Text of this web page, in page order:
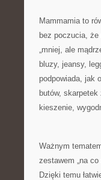
Mammamia to
bez poczucia,
„mniej, ale
bluzy, jeansy,
podpowiada, jak
butów,
kieszenie,
Ważnym
zestawem „na
Dzięki temu